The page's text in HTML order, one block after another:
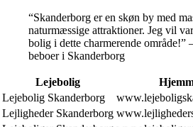
“Skanderborg er en skøn by med
naturmæssige attraktioner. Jeg vil
bolig i dette charmerende område!”
beboer i Skanderborg
Lejebolig
Lejebolig Skanderborg
Lejligheder Skanderborg